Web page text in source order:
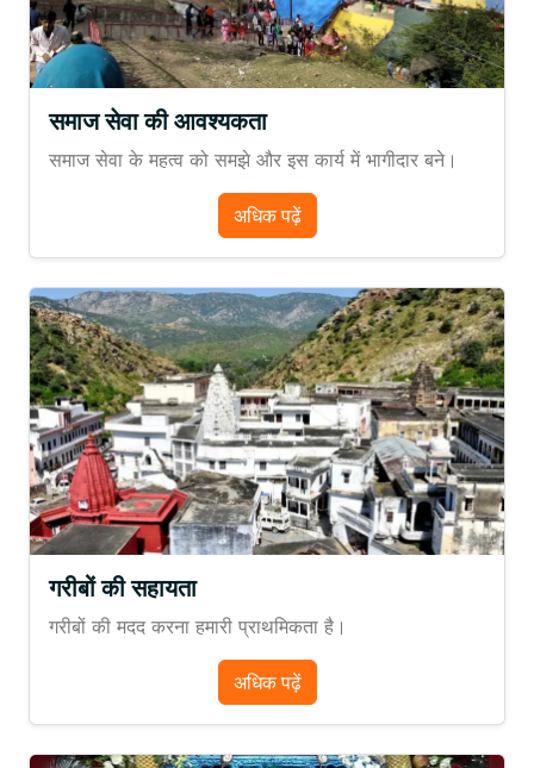
समाज सेवा की आवश्यकता
समाज सेवा के महत्व को समझे और इस कार्य में भागीदार बने।
अधिक पढ़ें
गरीबों की सहायता
गरीबों की मदद करना हमारी प्राथमिकता है।
अधिक पढ़ें